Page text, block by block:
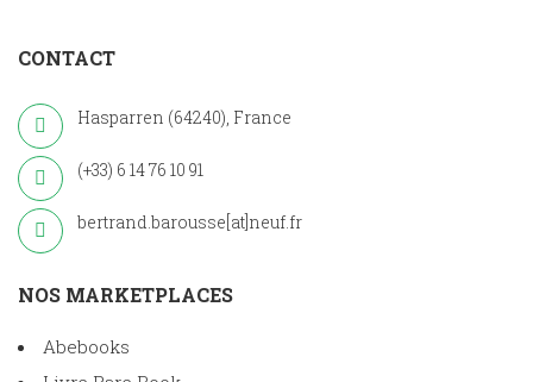
CONTACT
Hasparren (64240), France
(+33) 6 14 76 10 91
bertrand.barousse[at]neuf.fr
NOS MARKETPLACES
Abebooks